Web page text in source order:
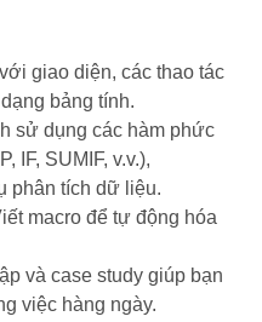
giao diện, các thao tác
bảng tính.
sử dụng các hàm phức
IF, SUMIF, v.v.),
phân tích dữ liệu.
macro để tự động hóa
và case study giúp bạn
việc hàng ngày.